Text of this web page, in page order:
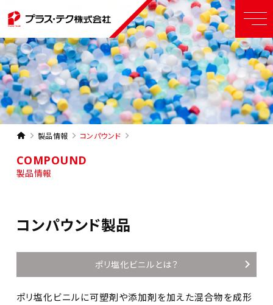
製品情報 コンパウンド
COMPOUND
製品情報
コンパウンド製品
ポリ塩化ビニルとは？
ポリ塩化ビニルに可塑剤や添加剤を加えた混合物を成形